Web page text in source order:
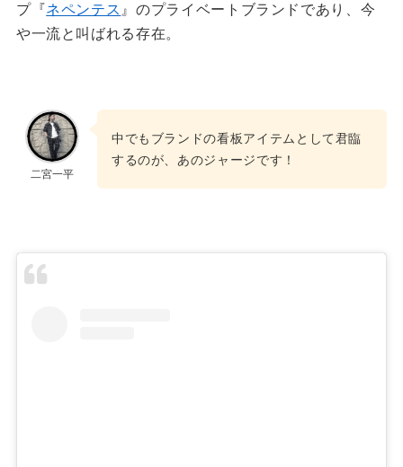
プ『ネペンテス 』のプライベートブランドであり、今
や一流と叫ばれる存在。
二宮一平
中でもブランドの看板アイテムとして君臨
するのが、あのジャージです！